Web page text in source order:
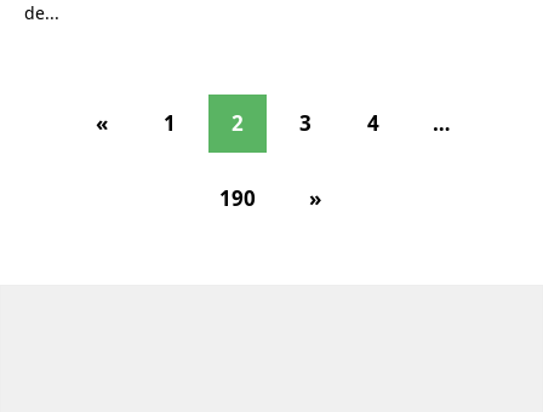
de...
« 1 2 3 4 …
190 »